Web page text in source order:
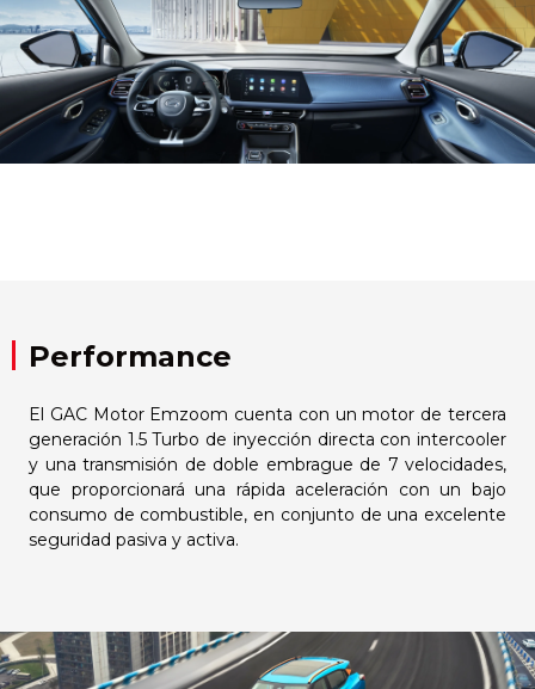
Performance
El GAC Motor Emzoom cuenta con un motor de tercera
generación 1.5 Turbo de inyección directa con intercooler
y una transmisión de doble embrague de 7 velocidades,
que proporcionará una rápida aceleración con un bajo
consumo de combustible, en conjunto de una excelente
seguridad pasiva y activa.